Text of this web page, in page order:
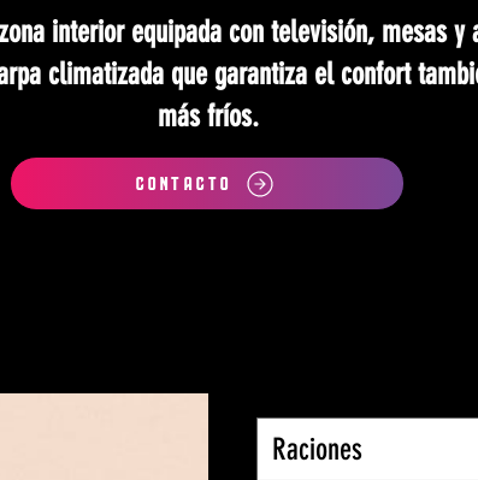
interior equipada con televisión, mesas y
climatizada que garantiza el confort
más fríos.
CONTACTO
Raciones